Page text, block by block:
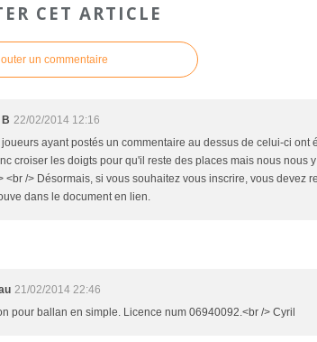
CET ARTICLE
un commentaire
22/02/2014 12:16
joueurs ayant postés un commentaire au dessus de celui-ci ont
croiser les doigts pour qu'il reste des places mais nous nous
<br /> Désormais, si vous souhaitez vous inscrire, vous devez
dans le document en lien.
21/02/2014 22:46
pour ballan en simple. Licence num 06940092.<br /> Cyril